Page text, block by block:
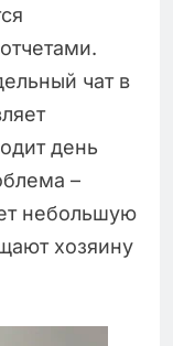
чат в
день
–
небольшую
хозяину